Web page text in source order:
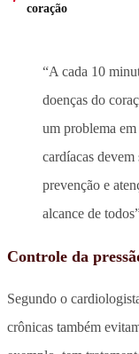
coração
“A cada 10
doenças do
um problema
cardíacas
prevenção e
alcance de
Controle da
Segundo o
crônicas também